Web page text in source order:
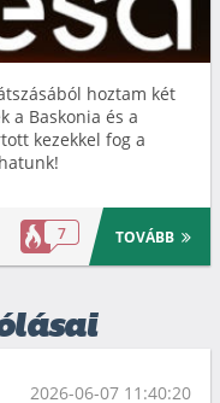
hoztam két
a Baskonia és a
kezekkel fog a
7 TOVÁBB
2026-06-07 11:40:20